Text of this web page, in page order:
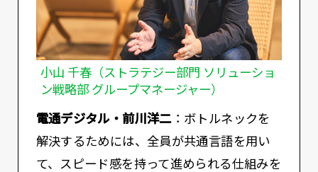
小山 千春（ストラテジー部門 ソリューショ
ン戦略部 グループマネージャー）
電通デジタル・前川洋二：ボトルネックを
解決するためには、全員が共通言語を用い
て、スピード感を持って進められる仕組みを